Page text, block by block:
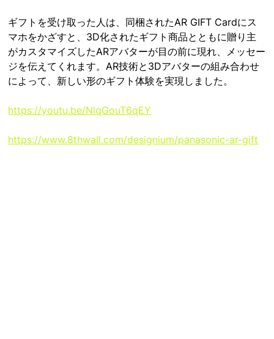
ギフトを受け取った人は、同梱されたAR GIFT Cardにス
マホをかざすと、3D化されたギフト商品とともに贈り主
がカスタマイズしたARアバターが目の前に現れ、メッセー
ジを伝えてくれます。AR技術と3Dアバターの組み合わせ
によって、新しい形のギフト体験を実現しました。
https://youtu.be/NlqGouT6qEY
https://www.8thwall.com/designium/panasonic-ar-gift